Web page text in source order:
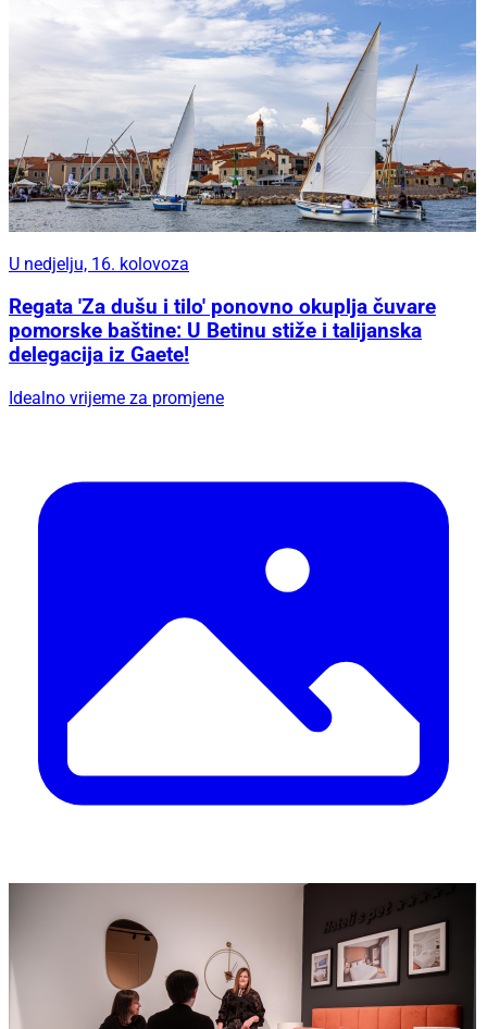
U nedjelju, 16. kolovoza
Regata 'Za dušu i tilo' ponovno okuplja čuvare
pomorske baštine: U Betinu stiže i talijanska
delegacija iz Gaete!
Idealno vrijeme za promjene